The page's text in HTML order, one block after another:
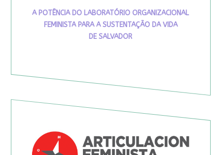
A POTÊNCIA DO LABORATÓRIO ORGANIZACIONAL
FEMINISTA PARA A SUSTENTAÇÃO DA VIDA
DE SALVADOR